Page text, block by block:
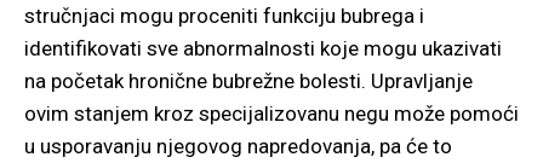
stručnjaci mogu proceniti funkciju bubrega i
identifikovati sve abnormalnosti koje mogu ukazivati
na početak hronične bubrežne bolesti. Upravljanje
ovim stanjem kroz specijalizovanu negu može pomoći
u usporavanju njegovog napredovanja, pa će to